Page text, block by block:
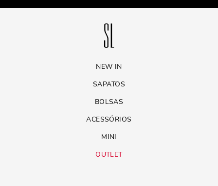
NEW IN
SAPATOS
BOLSAS
ACESSÓRIOS
MINI
OUTLET